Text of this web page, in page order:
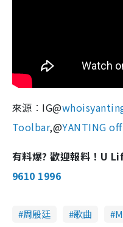
來源︰IG@
Toolbar,@YANTING
有料爆? 歡迎報料！U
9610 1996
周殷廷 歌曲